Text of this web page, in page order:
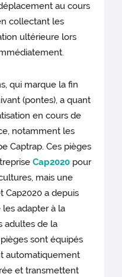
au cours
collectant les
ultérieure lors
qui marque la fin
(pontes), a quant
en cours de
notamment les
Captrap. Ces pièges
Cap2020 pour
mais une
Cap2020 a depuis
adapter à la
adultes de la
sont équipés
automatiquement
et transmettent